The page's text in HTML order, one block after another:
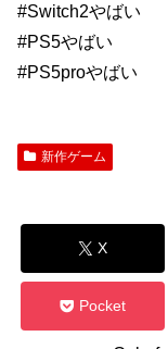
#Switch2やばい
#PS5やばい
#PS5proやばい
新作ゲーム
X
Pocket